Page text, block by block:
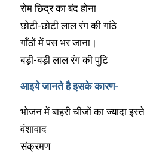
रोम छिद्र का बंद होना
छोटी-छोटी लाल रंग की गांठे
गाँठों में पस भर जाना।
बड़ी-बड़ी लाल रंग की पुटि
आइये जानते है इसके कारण-
भोजन में बाहरी चीजों का ज्यादा
वंशावाद
संक्रमण